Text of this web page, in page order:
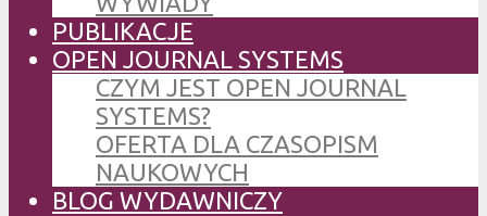
PUBLIKACJE
OPEN JOURNAL SYSTEMS
CZYM JEST OPEN JOURNAL
SYSTEMS?
OFERTA DLA CZASOPISM
NAUKOWYCH
BLOG WYDAWNICZY